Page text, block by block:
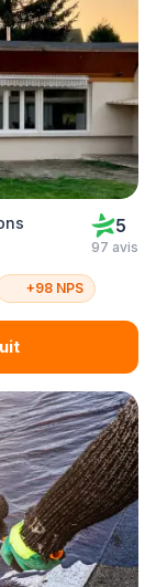
5
97 avis
+98 NPS